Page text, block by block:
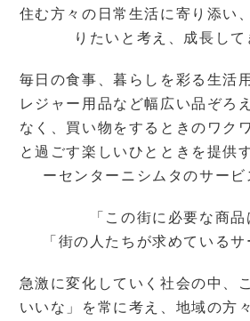
住む方々の日常生活に寄り添い、
りたいと考え、成長して
毎日の食事、暮らしを彩る生活
レジャー用品など幅広い品ぞろ
なく、 買い物をするときのワク
と過ごす楽しいひとときを提供
ーセンターニシムタのサービ
「この街に必要な商品
「街の人たちが求めているサ
急激に変化していく社会の中、
いいな」を常に考え、 地域の方